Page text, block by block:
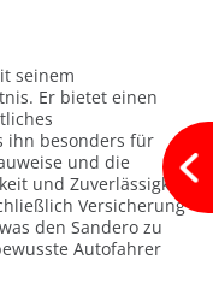
seinem
Er bietet einen
ihn besonders für
und die
und Zuverlässigkeit.
Versicherung
den Sandero zu
Autofahrer